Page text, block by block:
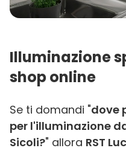
Illuminazione
shop online
Se ti domandi "dove
per l'illuminazione
Sicoli?" allora RST